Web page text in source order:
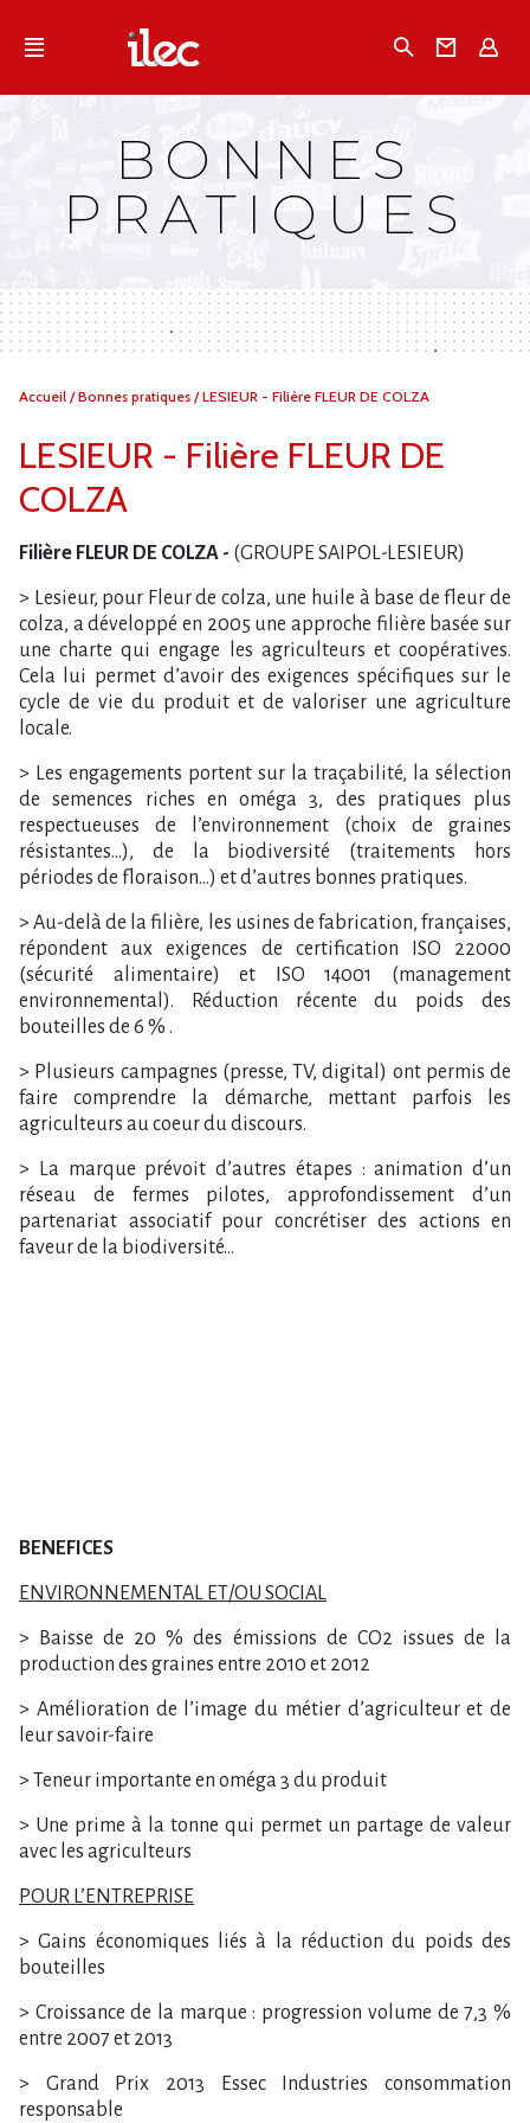
Qu'est-ce que l’Ilec
Campagnes multimarques
Dans la presse
BONNES
PRATIQUES
Vous
Accueil /Bonnes pratiques /LESIEUR - Filière FLEUR DE COLZA
LESIEUR - Filière FLEUR DE
COLZA
Filière FLEUR DE COLZA - (GROUPE SAIPOL-LESIEUR)
> Lesieur, pour Fleur de colza, une huile à base de fleur de
colza, a développé en 2005 une approche filière basée sur
une charte qui engage les agriculteurs et coopératives.
Cela lui permet d’avoir des exigences spécifiques sur le
cycle de vie du produit et de valoriser une agriculture
locale.
> Les engagements portent sur la traçabilité, la sélection
de semences riches en oméga 3, des pratiques plus
respectueuses de l’environnement (choix de graines
résistantes…), de la biodiversité (traitements hors
périodes de floraison…) et d’autres bonnes pratiques.
> Au-delà de la filière, les usines de fabrication, françaises,
répondent aux exigences de certification ISO 22000
(sécurité alimentaire) et ISO 14001 (management
environnemental). Réduction récente du poids des
bouteilles de 6 % .
> Plusieurs campagnes (presse, TV, digital) ont permis de
faire comprendre la démarche, mettant parfois les
agriculteurs au coeur du discours.
> La marque prévoit d’autres étapes : animation d’un
réseau de fermes pilotes, approfondissement d’un
partenariat associatif pour concrétiser des actions en
faveur de la biodiversité…
BENEFICES
ENVIRONNEMENTAL ET/OU SOCIAL
> Baisse de 20 % des émissions de CO2 issues de la
production des graines entre 2010 et 2012
> Amélioration de l’image du métier d’agriculteur et de
leur savoir-faire
> Teneur importante en oméga 3 du produit
> Une prime à la tonne qui permet un partage de valeur
avec les agriculteurs
POUR L’ENTREPRISE
> Gains économiques liés à la réduction du poids des
bouteilles
> Croissance de la marque : progression volume de 7,3 %
entre 2007 et 2013
> Grand Prix 2013 Essec Industries consommation
responsable